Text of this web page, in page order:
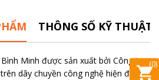
THÔNG SỐ KỸ THUẬT
Minh được sản xuất bởi Công ty
dây chuyền công nghệ hiện đại,
(0)